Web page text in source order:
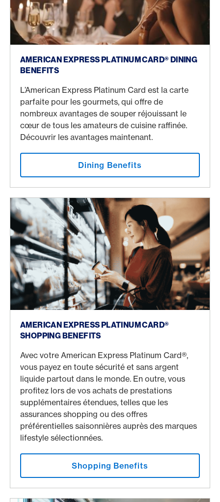
AMERICAN EXPRESS PLATINUM CARD® DINING
BENEFITS
L’American Express Platinum Card est la carte
parfaite pour les gourmets, qui offre de
nombreux avantages de souper réjouissant le
cœur de tous les amateurs de cuisine raffinée.
Découvrir les avantages maintenant.
Dining Benefits
AMERICAN EXPRESS PLATINUM CARD®
SHOPPING BENEFITS
Avec votre American Express Platinum Card®,
vous payez en toute sécurité et sans argent
liquide partout dans le monde. En outre, vous
profitez lors de vos achats de prestations
supplémentaires étendues, telles que les
assurances shopping ou des offres
préférentielles saisonnières auprès des marques
lifestyle sélectionnées.
Shopping Benefits